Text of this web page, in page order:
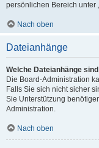
persönlichen Bereich unter
Nach oben
Dateianhänge
Welche Dateianhänge
Die Board-Administration
Falls Sie sich nicht sicher
Sie Unterstützung
Administration.
Nach oben